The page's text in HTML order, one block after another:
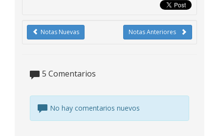
Notas Anteriores
Notas Nuevas
5 Comentarios
No hay comentarios nuevos